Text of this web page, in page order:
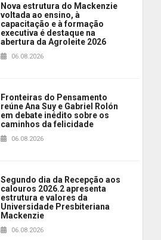
Nova estrutura do Mackenzie
voltada ao ensino, à
capacitação e à formação
executiva é destaque na
abertura da Agroleite 2026
06.08.2026
Fronteiras do Pensamento
reúne Ana Suy e Gabriel Rolón
em debate inédito sobre os
caminhos da felicidade
06.08.2026
Segundo dia da Recepção aos
calouros 2026.2 apresenta
estrutura e valores da
Universidade Presbiteriana
Mackenzie
06.08.2026